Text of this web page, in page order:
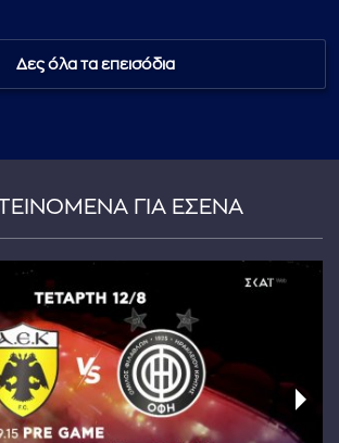
κείμενο προς αναζήτηση
Δες όλα τα επεισόδια
ΓΙΑ ΕΣΕΝΑ